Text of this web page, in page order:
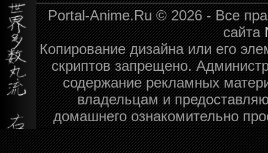
Portal-Anime.Ru © 2026 - Все
сайта
Копирование дизайна или его
скриптов запрещено.
содержание рекламных
владельцам и
домашнего ознакомительно